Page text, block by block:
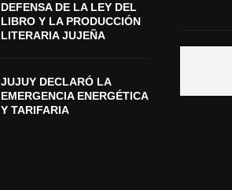
DEFENSA DE LA LEY DEL
LIBRO Y LA PRODUCCIÓN
LITERARIA JUJEÑA
JUJUY DECLARÓ LA
EMERGENCIA ENERGÉTICA
Y TARIFARIA